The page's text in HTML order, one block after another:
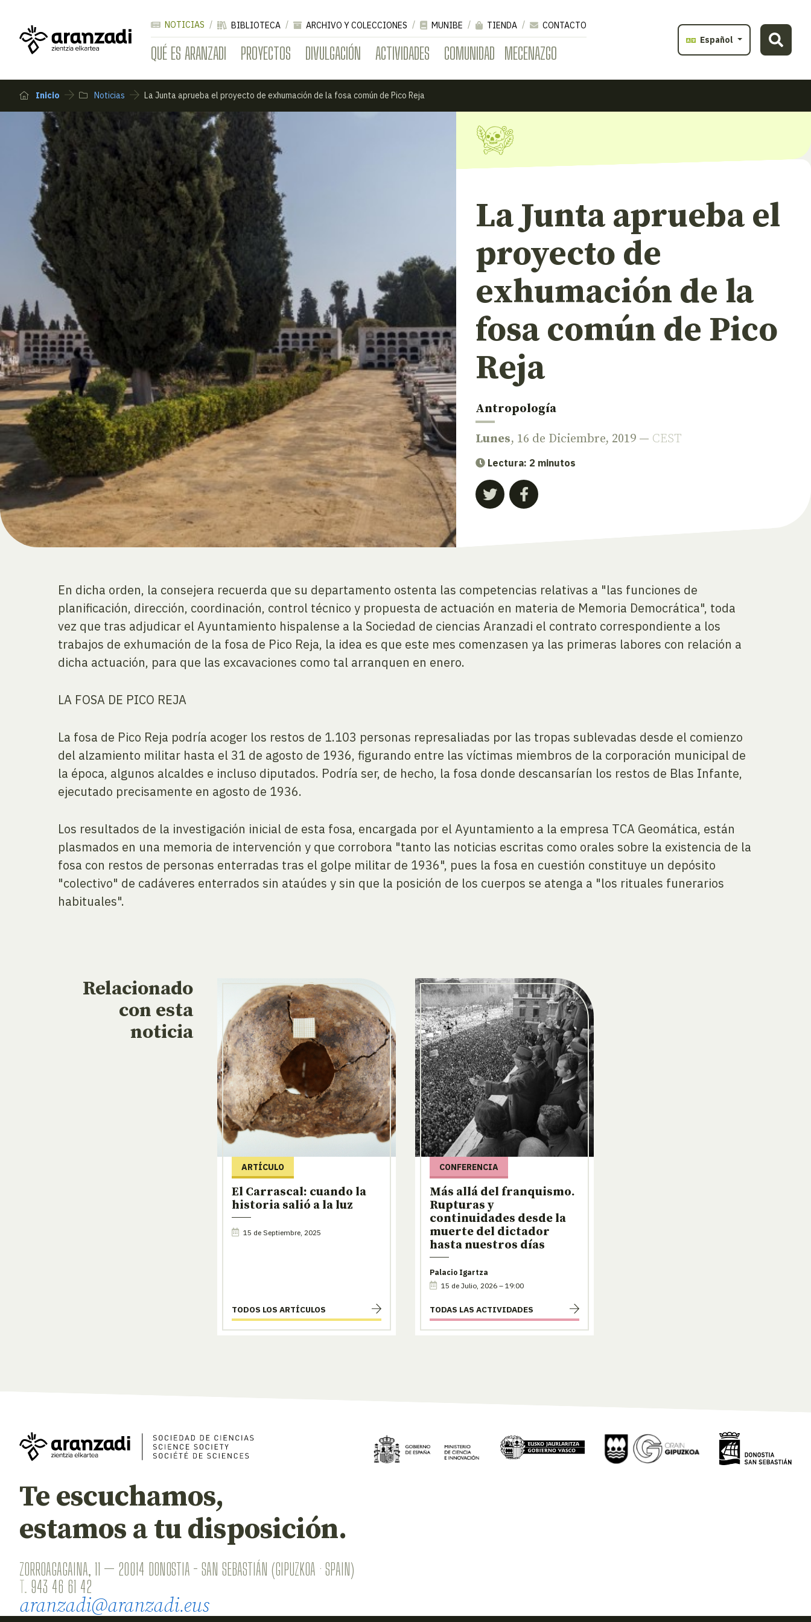
QUÉ ES ARANZADI PROYECTOS DIVULGACIÓN ACTIVIDADES COMUNIDAD MECENAZGO
NOTICIAS BIBLIOTECA ARCHIVO Y COLECCIONES MUNIBE TIENDA
CONTACTO
Español
Inicio Noticias La Junta aprueba el proyecto de exhumación de la fosa común de Pico Reja
La Junta aprueba el
proyecto de
exhumación de la
fosa común de Pico
Reja
Antropología
Lunes, 16 de Diciembre, 2019 — CEST
Lectura: 2 minutos
En dicha orden, la consejera recuerda que su departamento ostenta las competencias relativas a "las funciones de
planificación, dirección, coordinación, control técnico y propuesta de actuación en materia de Memoria Democrática", toda
vez que tras adjudicar el Ayuntamiento hispalense a la Sociedad de ciencias Aranzadi el contrato correspondiente a los
trabajos de exhumación de la fosa de Pico Reja, la idea es que este mes comenzasen ya las primeras labores con relación a
dicha actuación, para que las excavaciones como tal arranquen en enero.
LA FOSA DE PICO REJA
La fosa de Pico Reja podría acoger los restos de 1.103 personas represaliadas por las tropas sublevadas desde el comienzo
del alzamiento militar hasta el 31 de agosto de 1936, figurando entre las víctimas miembros de la corporación municipal de
la época, algunos alcaldes e incluso diputados. Podría ser, de hecho, la fosa donde descansarían los restos de Blas Infante,
ejecutado precisamente en agosto de 1936.
Los resultados de la investigación inicial de esta fosa, encargada por el Ayuntamiento a la empresa TCA Geomática, están
plasmados en una memoria de intervención y que corrobora "tanto las noticias escritas como orales sobre la existencia de la
fosa con restos de personas enterradas tras el golpe militar de 1936", pues la fosa en cuestión constituye un depósito
"colectivo" de cadáveres enterrados sin ataúdes y sin que la posición de los cuerpos se atenga a "los rituales funerarios
habituales".
Relacionado
con esta
noticia
ARTÍCULO
El Carrascal: cuando la
historia salió a la luz
15 de Septiembre, 2025
TODOS LOS ARTÍCULOS
CONFERENCIA
Más allá del franquismo.
Rupturas y
continuidades desde la
muerte del dictador
hasta nuestros días
Palacio Igartza
15 de Julio, 2026 – 19:00
TODAS LAS ACTIVIDADES
Te escuchamos,
estamos a tu disposición.
ZORROAGAGAINA, 11 — 20014 DONOSTIA - SAN SEBASTIÁN (GIPUZKOA · SPAIN)
T. 943 46 61 42
aranzadi@aranzadi.eus